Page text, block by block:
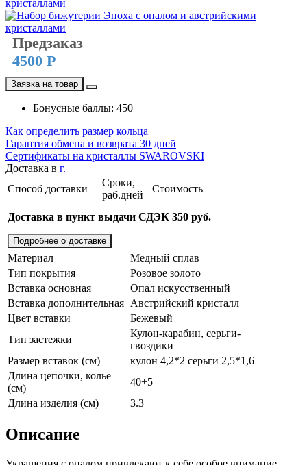
Предзаказ
4500 Р
Заявка на товар
Бонусные баллы: 450
Как определить размер кольца
Гарантия обмена и возврата 30 дней
Сертификаты на кристаллы SWAROVSKI
Доставка в г.
Способ доставки
Сроки,
раб.дней
Стоимость
Доставка в пункт выдачи СДЭК 350 руб.
Подробнее о доставке
Материал
Медный сплав
Тип покрытия
Розовое золото
Вставка основная
Опал искусственный
Вставка дополнительная Австрийский кристалл
Цвет вставки
Бежевый
Тип застежки
Кулон-карабин, серьги-
гвоздики
Размер вставок (см)
кулон 4,2*2 серьги 2,5*1,6
Длина цепочки, колье
(см)
40+5
Длина изделия (см)
3.3
Описание